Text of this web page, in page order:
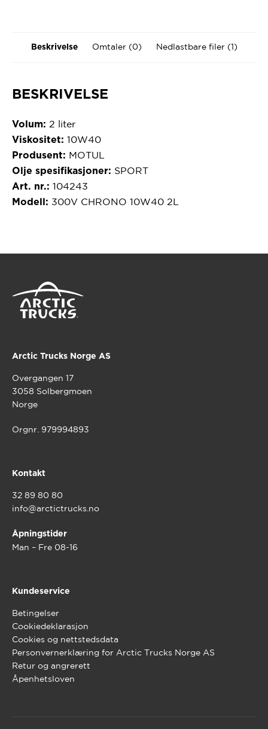
Beskrivelse Omtaler (0) Nedlastbare filer (1)
BESKRIVELSE
Volum: 2 liter
Viskositet: 10W40
Produsent: MOTUL
Olje spesifikasjoner: SPORT
Art. nr.: 104243
Modell: 300V CHRONO 10W40 2L
Arctic Trucks Norge AS
Overgangen 17
3058 Solbergmoen
Norge
Orgnr. 979994893
Kontakt
32 89 80 80
info@arctictrucks.no
Åpningstider
Man – Fre 08-16
Kundeservice
Betingelser
Cookiedeklarasjon
Cookies og nettstedsdata
Personvernerklæring for Arctic Trucks Norge AS
Retur og angrerett
Åpenhetsloven